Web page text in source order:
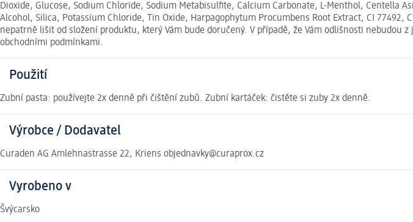
Dioxide, Glucose, Sodium Chloride, Sodium Metabisulfite, Calcium Carbonate, L-Menthol, Centella
Alcohol, Silica, Potassium Chloride, Tin Oxide, Harpagophytum Procumbens Root Extract, CI
nepatrně lišit od složení produktu, který Vám bude doručený. V případě, že Vám odlišnosti
obchodními podmínkami.
Použití
Zubní pasta: používejte 2x denně při čištění zubů. Zubní kartáček: čistěte si zuby 2x denně.
Výrobce / Dodavatel
Curaden AG Amlehnastrasse 22, Kriens objednavky@curaprox.cz
Vyrobeno v
Švýcarsko